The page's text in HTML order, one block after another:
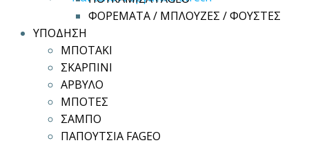
ΦΟΡΕΜΑΤΑ / ΜΠΛΟΥΖΕΣ / ΦΟΥΣΤΕΣ
ΥΠΟΔΗΣΗ
ΜΠΟΤΑΚΙ
ΣΚΑΡΠΙΝΙ
ΑΡΒΥΛΟ
ΜΠΟΤΕΣ
ΣΑΜΠΟ
ΠΑΠΟΥΤΣΙΑ FAGEO